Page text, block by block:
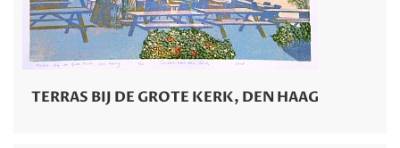
TERRAS BIJ DE GROTE KERK, DEN HAAG